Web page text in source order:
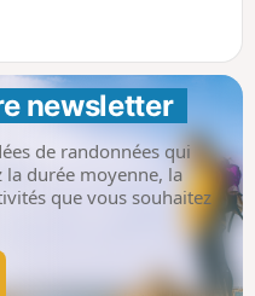
newsletter
de randonnées qui
durée moyenne, la
que vous souhaitez